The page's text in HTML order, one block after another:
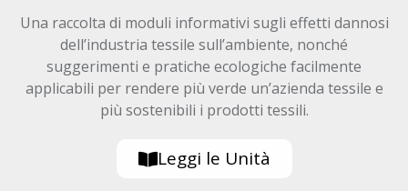
Una raccolta di moduli informativi sugli effetti dannosi
dell’industria tessile sull’ambiente, nonché
suggerimenti e pratiche ecologiche facilmente
applicabili per rendere più verde un’azienda tessile e
più sostenibili i prodotti tessili.
Leggi le Unità